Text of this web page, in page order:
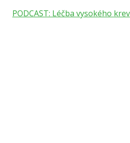
PODCAST: Léčba vysokého